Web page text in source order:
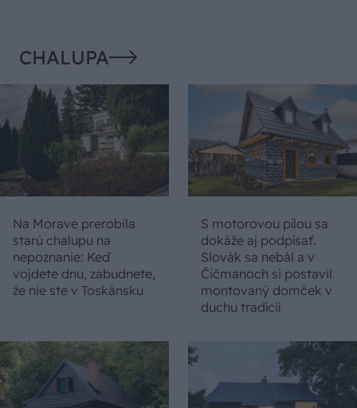
CHALUPA
Na Morave prerobila
starú chalupu na
nepoznanie: Keď
vojdete dnu, zabudnete,
že nie ste v Toskánsku
S motorovou pílou sa
dokáže aj podpísať.
Slovák sa nebál a v
Čičmanoch si postavil
montovaný domček v
duchu tradícií